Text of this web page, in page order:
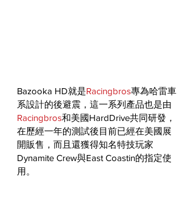
Bazooka HD就是Racingbros專為哈雷車
系設計的後避震，這一系列產品也是由
Racingbros和美國HardDrive共同研發，
在歷經一年的測試後目前已經在美國展
開販售，而且還獲得知名特技玩家
Dynamite Crew與East Coastin的指定使
用。